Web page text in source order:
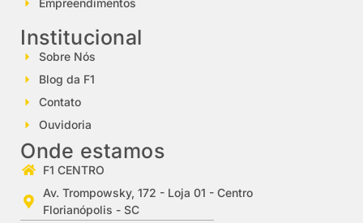
Empreendimentos
Institucional
Sobre Nós
Blog da F1
Contato
Ouvidoria
Onde estamos
F1 CENTRO
Av. Trompowsky, 172 - Loja 01 - Centro
Florianópolis - SC